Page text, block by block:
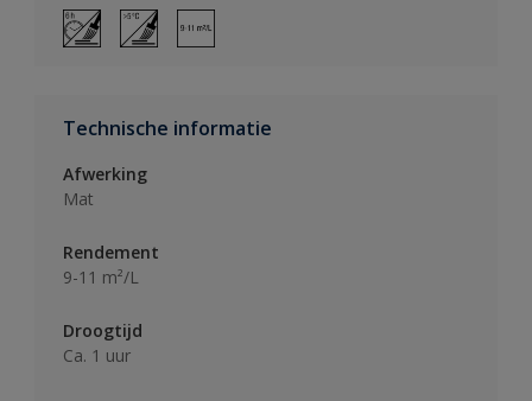
Technische informatie
Afwerking
Mat
Rendement
9-11 m²/L
Droogtijd
Ca. 1 uur